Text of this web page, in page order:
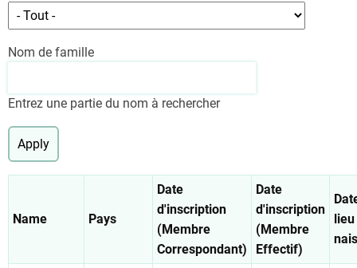
Nom de famille
Entrez une partie du nom à rechercher
Name Pays
Date
d'inscription
(Membre
Correspondant)
Date
d'inscription
(Membre
Effectif)